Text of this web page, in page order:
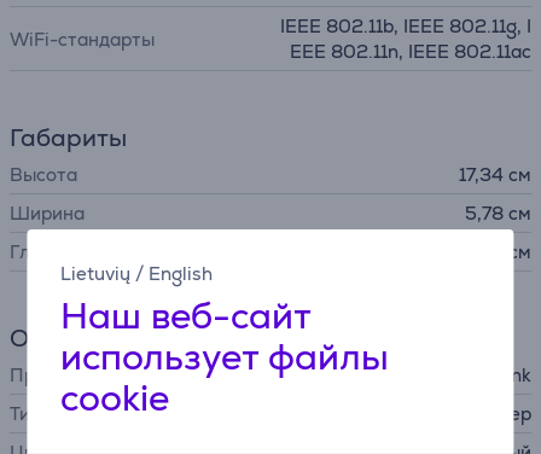
Lietuvių / English
Наш веб-сайт
использует файлы
cookie
WiFi-стандарты
IEEE 802.11b, IEEE 802.11g, I
EEE 802.11n, IEEE 802.11ac
Габариты
Высота
17,34 см
Ширина
5,78 см
Глубина
1,8 см
Общий параметр
Производитель
TP-Link
Тип устройства
USB WiFi-адаптер